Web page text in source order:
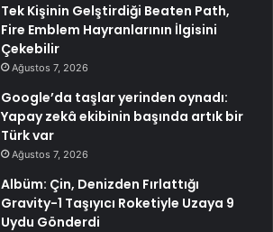
Tek Kişinin Gelştirdiği Beaten Path,
Fire Emblem Hayranlarının İlgisini
Çekebilir
Ağustos 7, 2026
Google’da taşlar yerinden oynadı:
Yapay zekâ ekibinin başında artık bir
Türk var
Ağustos 7, 2026
Albüm: Çin, Denizden Fırlattığı
Gravity-1 Taşıyıcı Roketiyle Uzaya 9
Uydu Gönderdi